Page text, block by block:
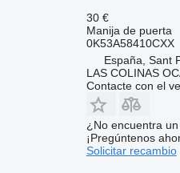
30 €
Manija de puerta
0K53A58410CXX
España, Sant
LAS COLINAS
Contacte con el
¿No encuentra
¡Pregúntenos
Solicitar recambio